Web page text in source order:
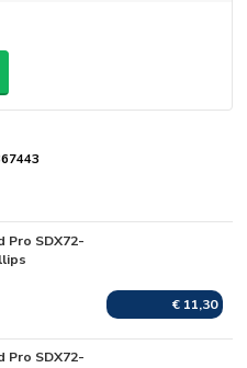
Pro SDX72-
€ 11,30
Pro SDX72-